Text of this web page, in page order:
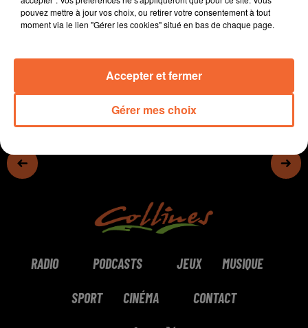
0:00 12 min 4 sec
RADIO PODCASTS JEUX MUSIQUE
SPORT CINÉMA CONTACT
pouvez mettre à jour vos choix, ou retirer votre consentement à tout
moment via le lien "Gérer les cookies" situé en bas de chaque page.
Gérer mes choix
Accepter et fermer